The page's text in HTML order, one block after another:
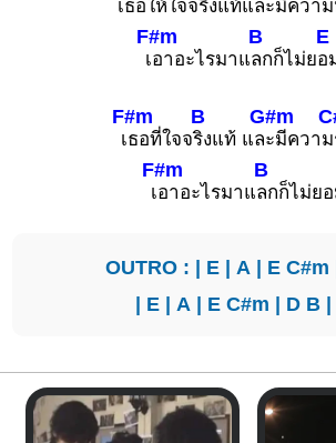
เธอให้ใจจริงแท้และมีควา
เ
F#m
อาอะไรมาแ
B
ลกก็ไม่ย
E
อ
เ
F#m
ธอที่ใจจ
B
ริงแท้ แล
G#m
ะมีความ
เ
F#m
อาอะไรมาแ
B
ลกก็ไม่ย
OUTRO : | E | A | E C#m
| E | A | E C#m | D B |